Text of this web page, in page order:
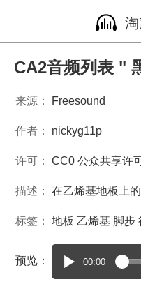
CA2音频列表 "
来源： Freesound
作者： nickyg11p
许可： CC0 公众共享许
描述： 在乙烯基地板上
标签： 地板 乙烯基 脚步
预览： 00:00